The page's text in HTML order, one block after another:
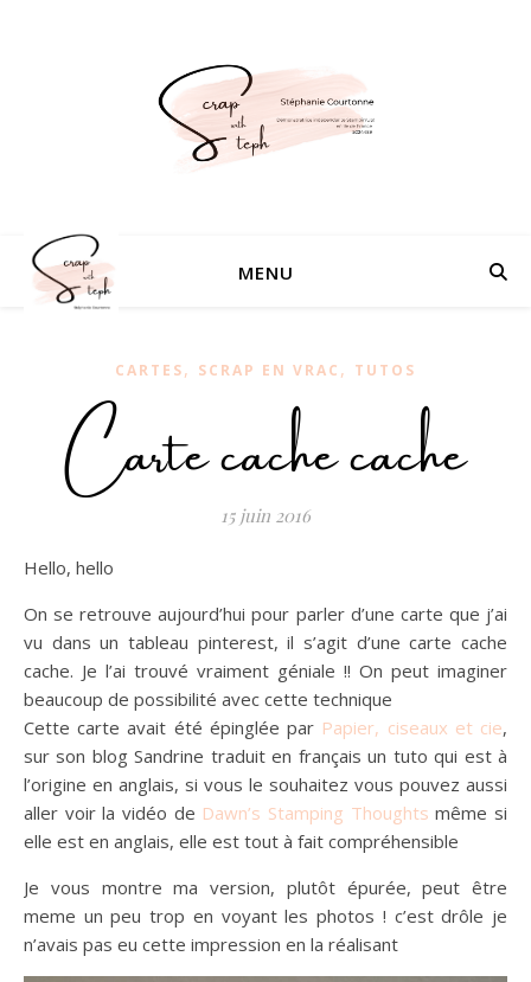
MENU
CARTES, SCRAP EN VRAC , TUTOS
Carte cache cache
15 juin 2016
Hello, hello
On se retrouve aujourd’hui pour parler d’une carte que j’ai
vu dans un tableau pinterest, il s’agit d’une carte cache
cache. Je l’ai trouvé vraiment géniale !! On peut imaginer
beaucoup de possibilité avec cette technique
Cette carte avait été épinglée par Papier, ciseaux et cie,
sur son blog Sandrine traduit en français un tuto qui est à
l’origine en anglais, si vous le souhaitez vous pouvez aussi
aller voir la vidéo de Dawn’s Stamping Thoughts même si
elle est en anglais, elle est tout à fait compréhensible
Je vous montre ma version, plutôt épurée, peut être
meme un peu trop en voyant les photos ! c’est drôle je
n’avais pas eu cette impression en la réalisant